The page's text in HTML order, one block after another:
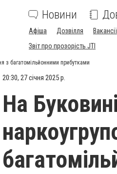
Новини
Афіша Дозвілля Вакансії
Звіт про прозорість JTI
з багатомільйонними прибутками
20:30, 27 січня 2025 р.
На